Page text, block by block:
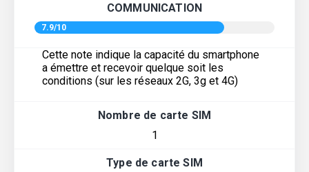
COMMUNICATION
7.9/10
Cette note indique la capacité du smartphone
a émettre et recevoir quelque soit les
conditions (sur les réseaux 2G, 3g et 4G)
Nombre de carte SIM
1
Type de carte SIM